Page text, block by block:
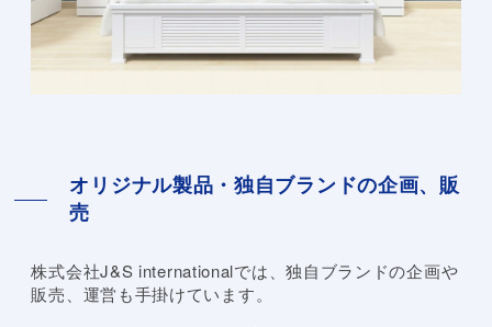
オリジナル製品・独自ブランドの企画、販
売
株式会社J&S internationalでは、独自ブランドの企画や
販売、運営も手掛けています。